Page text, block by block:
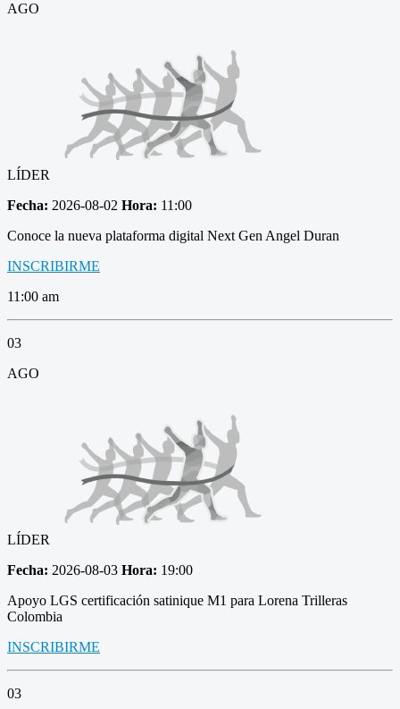
AGO
LÍDER
Fecha: 2026-08-02 Hora: 11:00
Conoce la nueva plataforma digital Next Gen Angel Duran
INSCRIBIRME
11:00 am
03
AGO
LÍDER
Fecha: 2026-08-03 Hora: 19:00
Apoyo LGS certificación satinique M1 para Lorena Trilleras
Colombia
INSCRIBIRME
03